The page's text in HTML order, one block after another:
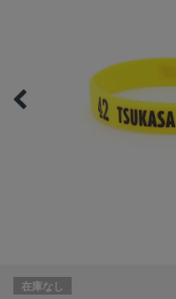
在庫なし